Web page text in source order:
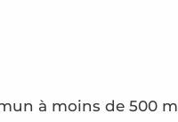
à moins de 500 m